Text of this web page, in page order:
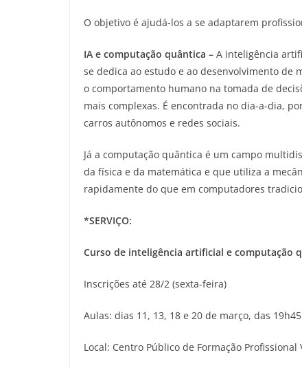
O objetivo é ajudá-los a se adaptarem
IA e computação quântica – A inteligência
se dedica ao estudo e ao desenvolvimento
o comportamento humano na tomada de
mais complexas. É encontrada no dia-a-dia,
carros autônomos e redes sociais.
Já a computação quântica é um campo
da física e da matemática e que utiliza a
rapidamente do que em computadores
*SERVIÇO:
Curso de inteligência artificial e computação
Inscrições até 28/2 (sexta-feira)
Aulas: dias 11, 13, 18 e 20 de março, das
Local: Centro Público de Formação